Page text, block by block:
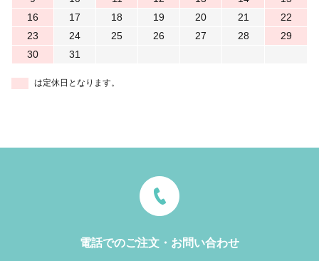
16
17 18 19 20 21
22
23
24 25 26 27 28
29
30
31
は定休日となります。
電話でのご注文・お問い合わせ